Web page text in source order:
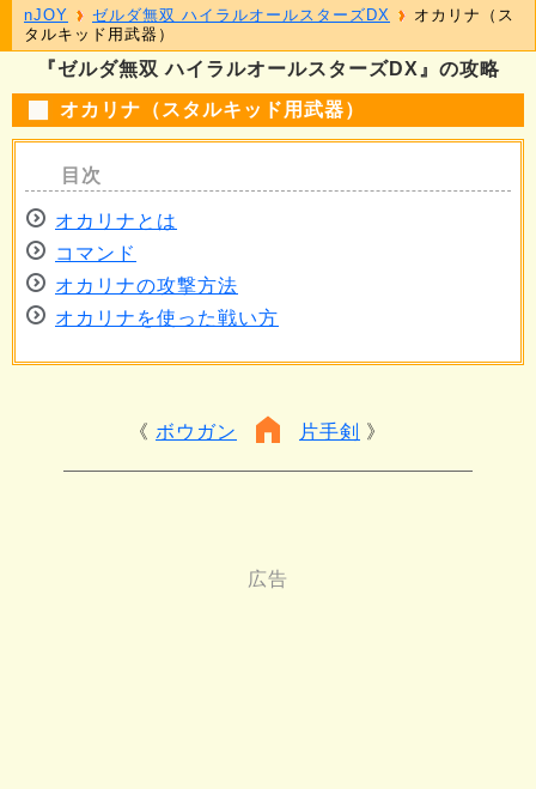
『ゼルダ無双 ハイラルオールスターズDX』の攻略
オカリナ（スタルキッド用武器）
オカリナとは
コマンド
オカリナの攻撃方法
オカリナを使った戦い方
ボウガン 片手剣
nJOY ゼルダ無双 ハイラルオールスターズDX
オカリナ（ス
タルキッド用武器）